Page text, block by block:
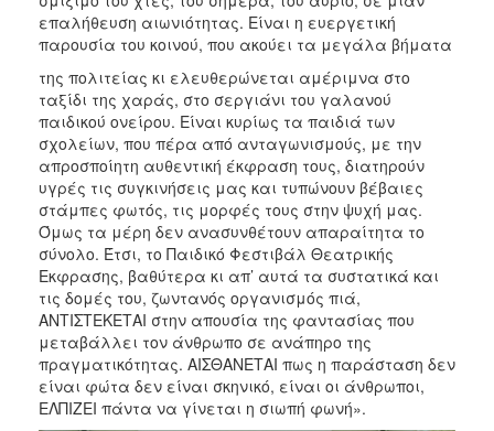
επαλήθευση αιωνιότητας. Είναι η ευεργετική
παρουσία του κοινού, που ακούει τα μεγάλα βήματα
της πολιτείας κι ελευθερώνεται αμέριμνα στο
ταξίδι της χαράς, στο σεργιάνι του γαλανού
παιδικού ονείρου. Είναι κυρίως τα παιδιά των
σχολείων, που πέρα από ανταγωνισμούς, με την
απροσποίητη αυθεντική έκφραση τους, διατηρούν
υγρές τις συγκινήσεις μας και τυπώνουν βέβαιες
στάμπες φωτός, τις μορφές τους στην ψυχή μας.
Όμως τα μέρη δεν ανασυνθέτουν απαραίτητα το
σύνολο. Έτσι, το Παιδικό Φεστιβάλ Θεατρικής
Εκφρασης, βαθύτερα κι απ’ αυτά τα συστατικά και
τις δομές του, ζωντανός οργανισμός πιά,
ΑΝΤΙΣΤΕΚΕΤΑΙ στην απουσία της φαντασίας που
μεταβάλλει τον άνθρωπο σε ανάπηρο της
πραγματικότητας. ΑΙΣΘΑΝΕΤΑΙ πως η παράσταση δεν
είναι φώτα δεν είναι σκηνικό, είναι οι άνθρωποι,
ΕΛΠΙΖΕΙ πάντα να γίνεται η σιωπή φωνή».